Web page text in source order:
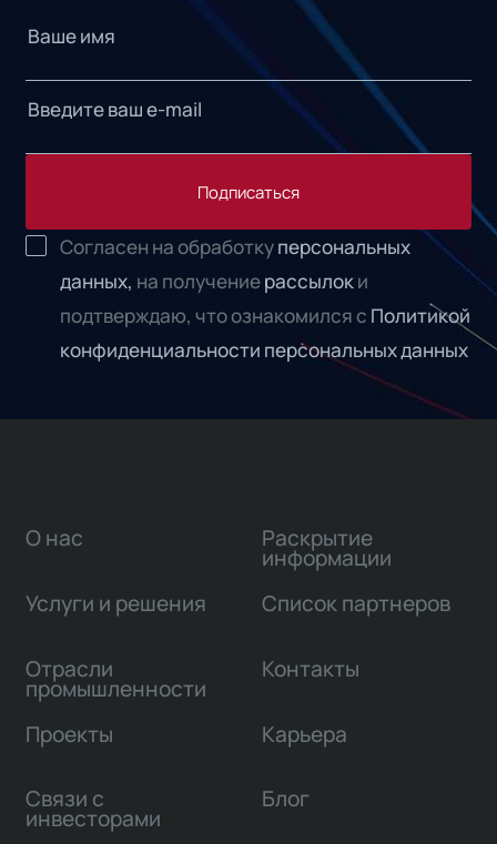
Подписаться
Согласен на обработкуперсональных
данных, на получениерассылоки
подтверждаю, что ознакомился с Политикой
конфиденциальности персональных данных
О нас
Услуги и решения
Отрасли
промышленности
Проекты
Связи с
инвесторами
Раскрытие
информации
Список партнеров
Контакты
Карьера
Блог